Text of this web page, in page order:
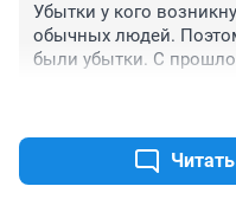
Убытки у кого
обычных людей.
были убытки. С